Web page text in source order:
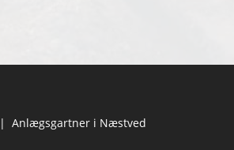
| Anlægsgartner i Næstved